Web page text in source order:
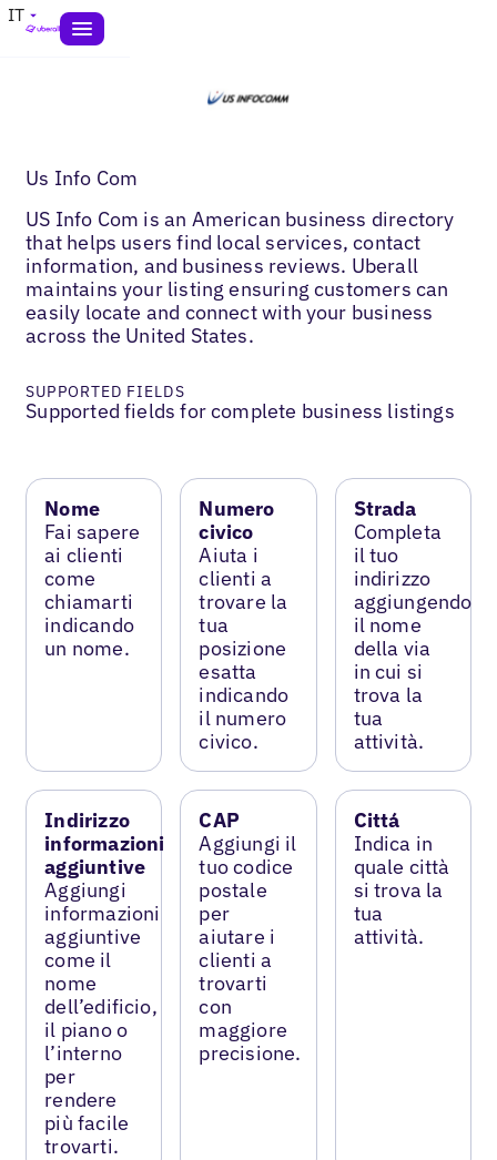
IT
Us Info Com
US Info Com is an American business directory
that helps users find local services, contact
information, and business reviews. Uberall
maintains your listing ensuring customers can
easily locate and connect with your business
across the United States.
SUPPORTED FIELDS
Supported fields for complete business listings
Nome
Fai sapere
ai clienti
come
chiamarti
indicando
un nome.
Numero
civico
Aiuta i
clienti a
trovare la
tua
posizione
esatta
indicando
il numero
civico.
Strada
Completa
il tuo
indirizzo
aggiungendo
il nome
della via
in cui si
trova la
tua
attività.
Indirizzo
informazioni
aggiuntive
Aggiungi
informazioni
aggiuntive
come il
nome
dell’edificio,
il piano o
l’interno
per
rendere
più facile
trovarti.
CAP
Aggiungi il
tuo codice
postale
per
aiutare i
clienti a
trovarti
con
maggiore
precisione.
Cittá
Indica in
quale città
si trova la
tua
attività.